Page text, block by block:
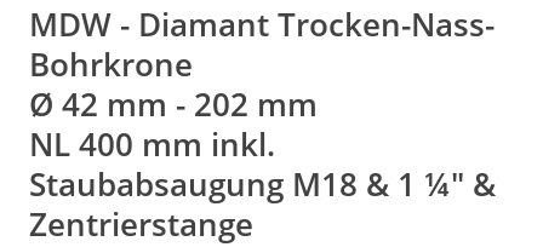
MDW - Diamant Trocken-Nass-
Bohrkrone
Ø 42 mm - 202 mm
NL 400 mm inkl.
Staubabsaugung M18 & 1 ¼" &
Zentrierstange